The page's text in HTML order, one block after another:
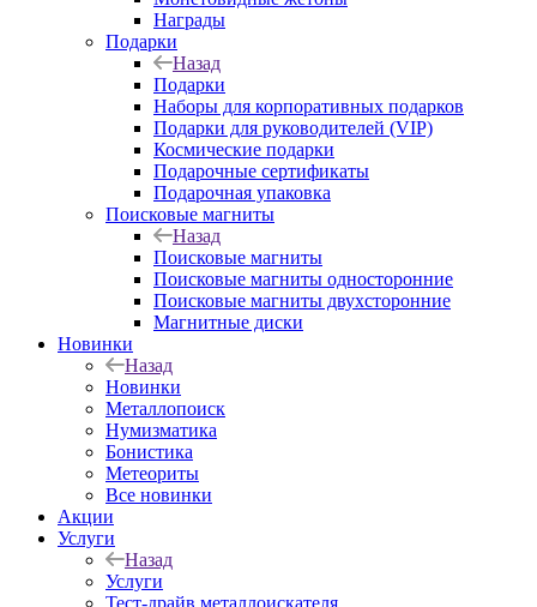
Награды
Подарки
Назад
Подарки
Наборы для корпоративных подарков
Подарки для руководителей (VIP)
Космические подарки
Подарочные сертификаты
Подарочная упаковка
Поисковые магниты
Назад
Поисковые магниты
Поисковые магниты односторонние
Поисковые магниты двухсторонние
Магнитные диски
Новинки
Назад
Новинки
Металлопоиск
Нумизматика
Бонистика
Метеориты
Все новинки
Акции
Услуги
Назад
Услуги
Тест-драйв металлоискателя